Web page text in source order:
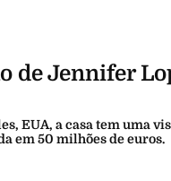
de Jennifer
EUA, a casa tem uma
em 50 milhões de euros.